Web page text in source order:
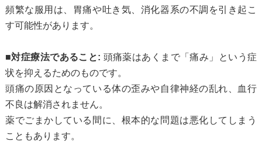
頻繁な服用は、胃痛や吐き気、消化器系の不調を引き起こ
す可能性があります。
■対症療法であること: 頭痛薬はあくまで「痛み」という症
状を抑えるためのものです。
頭痛の原因となっている体の歪みや自律神経の乱れ、血行
不良は解消されません。
薬でごまかしている間に、根本的な問題は悪化してしまう
こともあります。